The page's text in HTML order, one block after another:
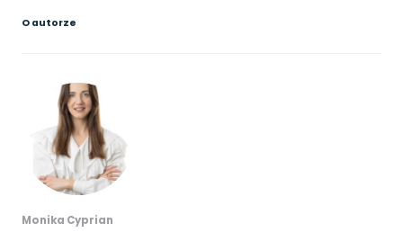
O autorze
Monika Cyprian